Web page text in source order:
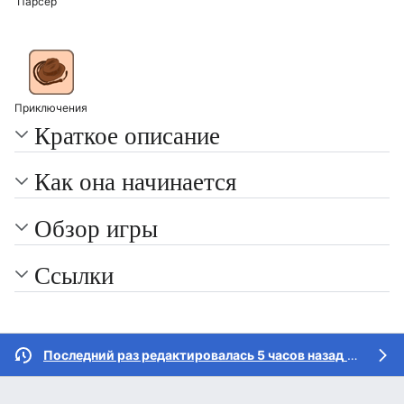
Приключения
Краткое описание
Как она начинается
Обзор игры
Ссылки
Последний раз редактировалась 5 часов назад